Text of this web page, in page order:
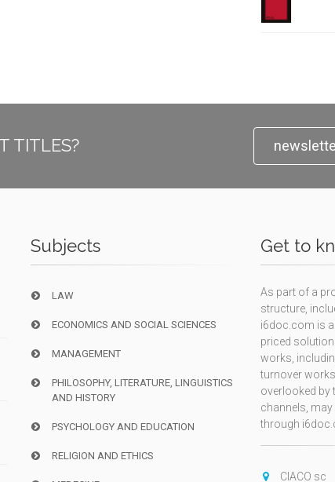
TITLES?
Subjects
LAW
ECONOMICS AND SOCIAL SCIENCES
MANAGEMENT
PHILOSOPHY, LITERATURE, LINGUISTICS
AND HISTORY
PSYCHOLOGY AND EDUCATION
RELIGION AND ETHICS
Get to
As part of a
structure,
i6doc.com is
priced
works,
turnover
overlooked by
channels, may
through
CIACO sc